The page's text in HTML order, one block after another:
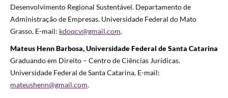
Desenvolvimento Regional Sustentável. Departamento de
Administração de Empresas. Universidade Federal do Mato
Grasso. E-mail: kdoqcv@gmail.com.
Mateus Henn Barbosa, Universidade Federal de Santa Catarina
Graduando em Direito – Centro de Ciências Jurídicas.
Universidade Federal de Santa Catarina. E-mail:
mateushenn@gmail.com.